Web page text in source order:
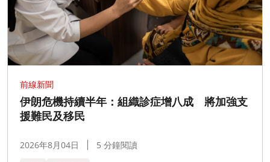
前線新聞
伊朗危機持續半年：組織診症增八成 將加強支
援難民及移民
2026年8月04日 5 分鐘閱讀